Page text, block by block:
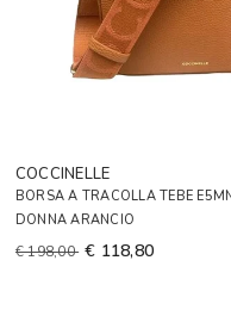
COCCINELLE
BORSA A TRACOLLA TEBE
DONNA ARANCIO
€ 198,00 € 118,80